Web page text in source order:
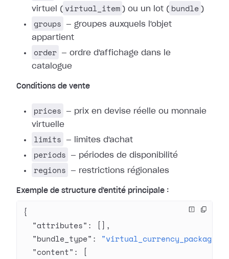
virtuel ( virtual_item ) ou un lot ( bundle )
groups
— groupes auxquels l'objet
appartient
order
— ordre d'affichage dans le
catalogue
Conditions de vente
prices
— prix en devise réelle ou monnaie
virtuelle
limits — limites d'achat
periods — périodes de disponibilité
regions — restrictions régionales
Exemple de structure d'entité principale :
{
  "attributes"
: [],
  "bundle_type"
: "virtual_currency_package"
  "content"
: [